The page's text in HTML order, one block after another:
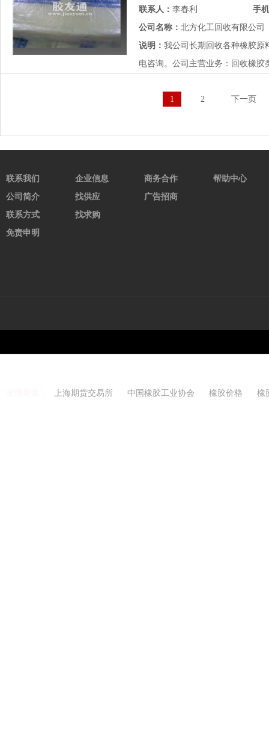
联系人： 李春利
手
公司名称： 北方化工回收有限公司
说明： 我公司长期回收各种橡胶原
电咨询。公司主营业务：回收橡
1 2 下一页
联系我们
公司简介
联系方式
免责申明
企业信息
找供应
找求购
商务合作
广告招商
帮助中心
上海期货交易所 中国橡胶工业协会 橡胶价格 橡